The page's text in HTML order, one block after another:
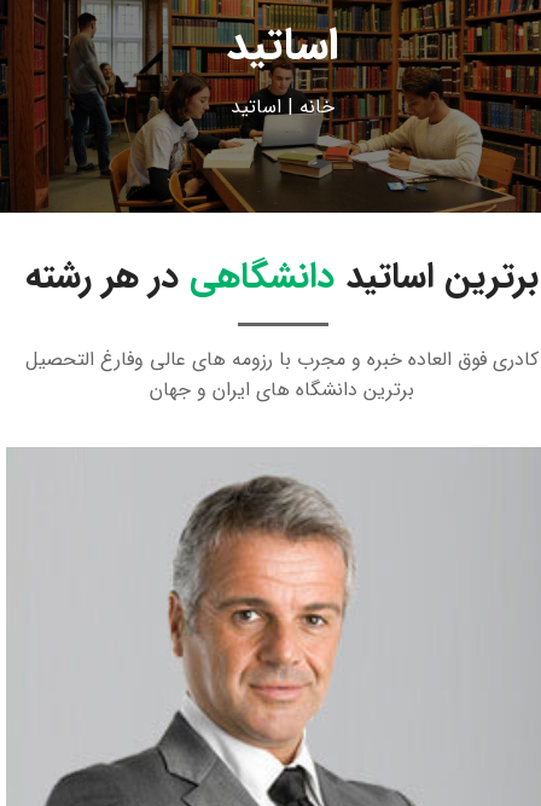
اساتید
خانه|اساتید
برترین اساتید دانشگاهی در هر رشته
کادری فوق العاده خبره و مجرب با رزومه های عالی وفارغ التحصیل
برترین دانشگاه های ایران و جهان